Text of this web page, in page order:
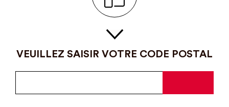
VEUILLEZ SAISIR VOTRE CODE POSTAL